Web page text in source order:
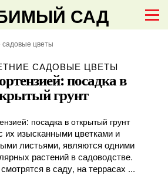
САД
цветы
САДОВЫЕ ЦВЕТЫ
посадка в
грунт
их изысканными цветками и
листьями, являются одними
растений в садоводстве.
в саду, на террасах ...